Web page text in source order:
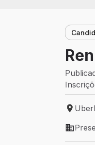
Local
Modelo